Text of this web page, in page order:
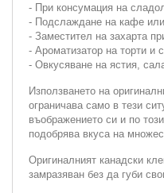
- При консумация на
- Подслаждане на кафе
- Заместител на захарта
- Ароматизатор на торти и
- Овкусяване на ястия,
Използването на
ограничава само в тези
въображението си и по
подобрява вкуса на
Оригиналният канадски
замразяван без да губи